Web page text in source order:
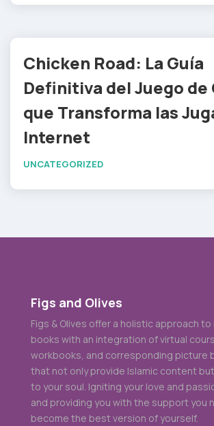
Chicken Road: La Guía
Definitiva del Juego de
que Transforma las
Internet
UNCATEGORIZED
Figs and Olives
Figs & Olives offer a holistic approach
books with an integration of virtual
workbooks, and corresponding picture
that not only provide Islamic content
to your soul. Igniting your love and
and providing you with the support you
become the best version of yourself.